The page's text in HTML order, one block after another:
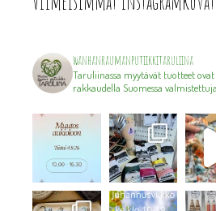
wanhanraumanputiikkitaruliina
Taruliinassa myytävät tuotteet
rakkaudella Suomessa